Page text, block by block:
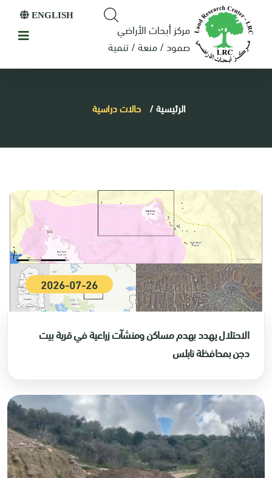
مركز أبحاث الأراضي
صمود / منعة / تنمية
ENGLISH
الرئيسية/ حالات دراسية
2026-07-26
الاحتلال يهدد بهدم مساكن ومنشآت زراعية في قرية بيت
دجن بمحافظة نابلس